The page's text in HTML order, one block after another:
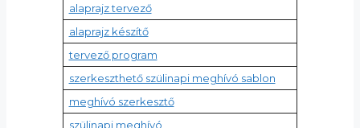
alaprajz tervező
alaprajz készítő
tervező program
szerkeszthető szülinapi meghívó sablon
meghívó szerkesztő
szülinapi meghívó